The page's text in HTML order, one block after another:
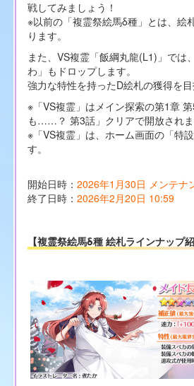
戦してみましょう！
※以前の「複霊祭絵馬δ種」とは、絵
ります。
また、VS複霊「飯綱丸龍(L1)」では
わ」もドロップします。
強力な特性を持ったD絵札の獲得を目
※「VS複霊」はメイン探索の第1章
も……？ 第3話」クリアで開放されま
※「VS複霊」は、ホーム画面の「特
す。
開始日時： 2026年1月30日 メンテナ
終了日時： 2026年2月20日 10:59
【複霊祭絵馬δ種 絵札ラインナップ紹